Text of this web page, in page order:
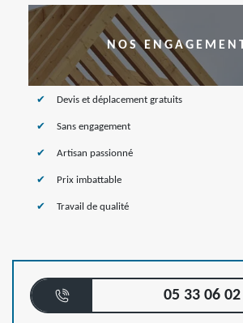
NOS
Devis et déplacement gratuits
Sans engagement
Artisan passionné
Prix imbattable
Travail de qualité
05 33 06